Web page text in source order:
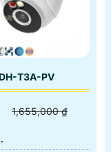
T3A-PV
1,655,000 ₫